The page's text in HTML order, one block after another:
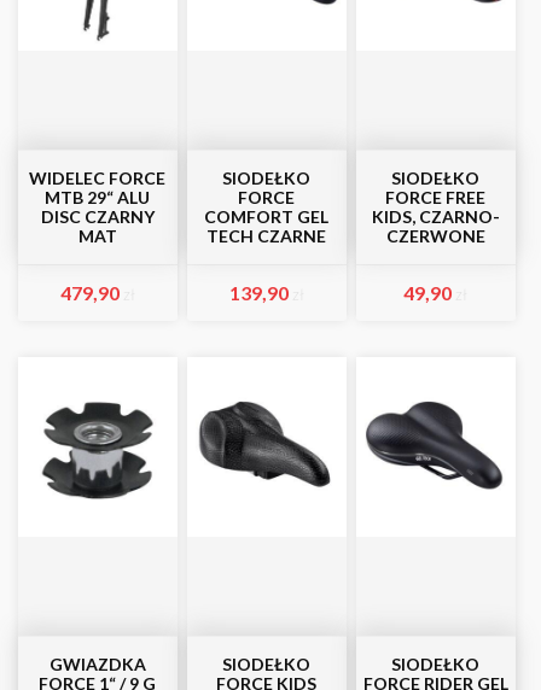
WIDELEC FORCE
MTB 29“ ALU
DISC CZARNY
MAT
479,90
SIODEŁKO
FORCE
COMFORT GEL
TECH CZARNE
139,90
SIODEŁKO
FORCE FREE
KIDS, CZARNO-
CZERWONE
49,90
GWIAZDKA
FORCE 1“ / 9 G
SIODEŁKO
FORCE KIDS
SIODEŁKO
FORCE RIDER GEL